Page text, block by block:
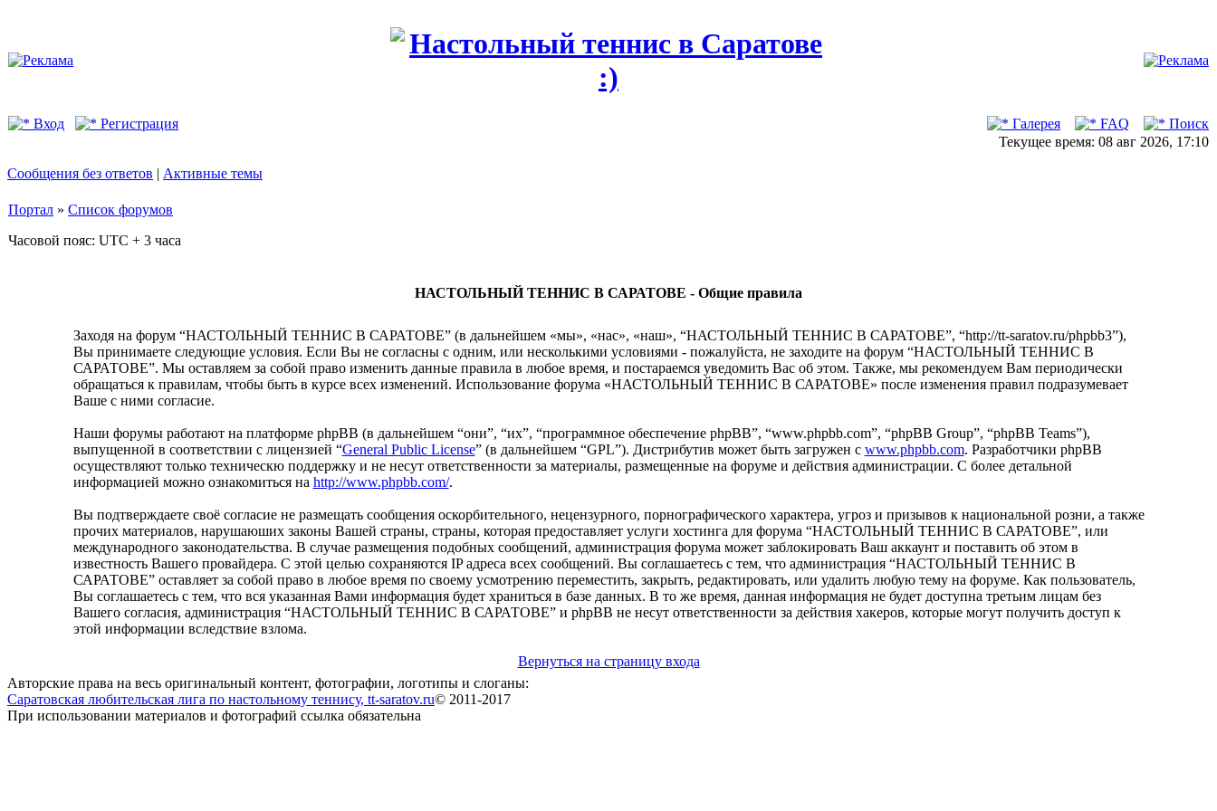
Вход Регистрация Галерея FAQ
Поиск
Текущее время: 08 авг 2026, 17:10
Сообщения без ответов | Активные темы
Портал » Список форумов
Часовой пояс: UTC + 3 часа
НАСТОЛЬНЫЙ ТЕННИС В САРАТОВЕ - Общие правила
Заходя на форум “НАСТОЛЬНЫЙ ТЕННИС В САРАТОВЕ” (в дальнейшем «мы», «нас», «наш», “НАСТОЛЬНЫЙ ТЕННИС В САРАТОВЕ”, “http://tt-saratov.ru/phpbb3”),
Вы принимаете следующие условия. Если Вы не согласны с одним, или несколькими условиями - пожалуйста, не заходите на форум “НАСТОЛЬНЫЙ ТЕННИС В
САРАТОВЕ”. Мы оставляем за собой право изменить данные правила в любое время, и постараемся уведомить Вас об этом. Также, мы рекомендуем Вам периодически
обращаться к правилам, чтобы быть в курсе всех изменений. Использование форума «НАСТОЛЬНЫЙ ТЕННИС В САРАТОВЕ» после изменения правил подразумевает
Ваше с ними согласие.
Наши форумы работают на платформе phpBB (в дальнейшем “они”, “их”, “программное обеспечение phpBB”, “www.phpbb.com”, “phpBB Group”, “phpBB Teams”),
выпущенной в соответствии с лицензией “General Public License” (в дальнейшем “GPL”). Дистрибутив может быть загружен с www.phpbb.com. Разработчики phpBB
осуществляют только техническю поддержку и не несут ответственности за материалы, размещенные на форуме и действия администрации. С более детальной
информацией можно ознакомиться на http://www.phpbb.com/.
Вы подтверждаете своё согласие не размещать сообщения оскорбительного, нецензурного, порнографического характера, угроз и призывов к национальной розни, а также
прочих материалов, нарушаюших законы Вашей страны, страны, которая предоставляет услуги хостинга для форума “НАСТОЛЬНЫЙ ТЕННИС В САРАТОВЕ”, или
международного законодательства. В случае размещения подобных сообщений, администрация форума может заблокировать Ваш аккаунт и поставить об этом в
известность Вашего провайдера. С этой целью сохраняются IP адреса всех сообщений. Вы соглашаетесь с тем, что администрация “НАСТОЛЬНЫЙ ТЕННИС В
САРАТОВЕ” оставляет за собой право в любое время по своему усмотрению переместить, закрыть, редактировать, или удалить любую тему на форуме. Как пользователь,
Вы соглашаетесь с тем, что вся указанная Вами информация будет храниться в базе данных. В то же время, данная информация не будет доступна третьим лицам без
Вашего согласия, администрация “НАСТОЛЬНЫЙ ТЕННИС В САРАТОВЕ” и phpBB не несут ответственности за действия хакеров, которые могут получить доступ к
этой информации вследствие взлома.
Вернуться на страницу входа
Авторские права на весь оригинальный контент, фотографии, логотипы и слоганы:
Саратовская любительская лига по настольному теннису, tt-saratov.ru© 2011-2017
При использовании материалов и фотографий ссылка обязательна